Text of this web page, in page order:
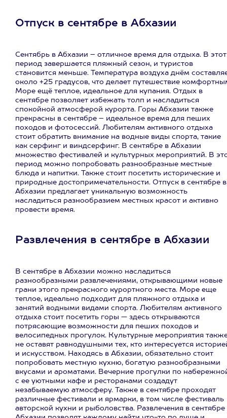
Отпуск в сентябре в Абхазии
Сентябрь в Абхазии – отличное время для отдыха. В этот
период завершается пляжный сезон, и туристов
становится меньше. Температура воздуха днём
около +25 градусов, что делает путешествие
Море ещё теплое, идеальное для купания. Отдых в
сентябре позволяет избежать толп и насладиться
спокойной атмосферой курорта. Горы Абхазии также
прекрасны в сентябре – идеальное время для пеших
походов и фотосессий. Любителям активного отдыха
стоит обратить внимание на водные виды спорта, такие
как серфинг и виндсерфинг. В сентябре в Абхазии
множество фестивалей и культурных мероприятий. В
период можно попробовать разнообразные местные
блюда и напитки. Также стоит посетить исторические и
природные достопримечательности. Отпуск в сентябре в
Абхазии предлагает уникальную возможность
насладиться разнообразием местных красот и активно
провести время.
Развлечения в сентябре в Абхазии
В сентябре в Абхазии можно насладиться
разнообразными развлечениями, открывающими новые
грани этого прекрасного курортного места. Море еще
теплое, идеально подходит для пляжного отдыха и
занятий водными видами спорта. Любителям активного
отдыха стоит посетить горы — здесь открываются
потрясающие возможности для пеших походов и
велосипедных прогулок. Культурные мероприятия
не оставят равнодушными тех, кто интересуется
и искусством. Находясь в Абхазии, обязательно стоит
попробовать местную кухню, богатую разнообразными
вкусами и ароматами. Вечерние прогулки по
с ее уютными кафе и ресторанами создадут
незабываемую атмосферу. Также в сентябре проходят
различные фестивали и ярмарки, в том числе фестиваль
авторской кухни и рыболовства. Развлечения в сентябре